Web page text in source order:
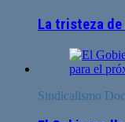
La tristeza
Sindicalismo